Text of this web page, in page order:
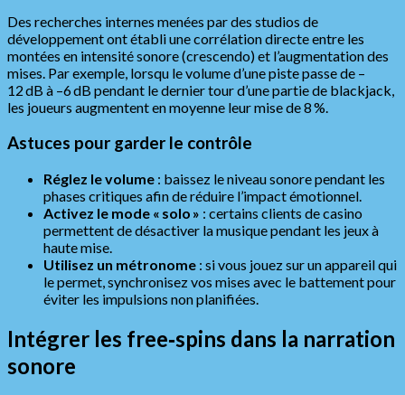
Des recherches internes menées par des studios de
développement ont établi une corrélation directe entre les
montées en intensité sonore (crescendo) et l’augmentation des
mises. Par exemple, lorsqu le volume d’une piste passe de –
12 dB à –6 dB pendant le dernier tour d’une partie de blackjack,
les joueurs augmentent en moyenne leur mise de 8 %.
Astuces pour garder le contrôle
Réglez le volume : baissez le niveau sonore pendant les
phases critiques afin de réduire l’impact émotionnel.
Activez le mode « solo » : certains clients de casino
permettent de désactiver la musique pendant les jeux à
haute mise.
Utilisez un métronome : si vous jouez sur un appareil qui
le permet, synchronisez vos mises avec le battement pour
éviter les impulsions non planifiées.
Intégrer les free‑spins dans la narration
sonore